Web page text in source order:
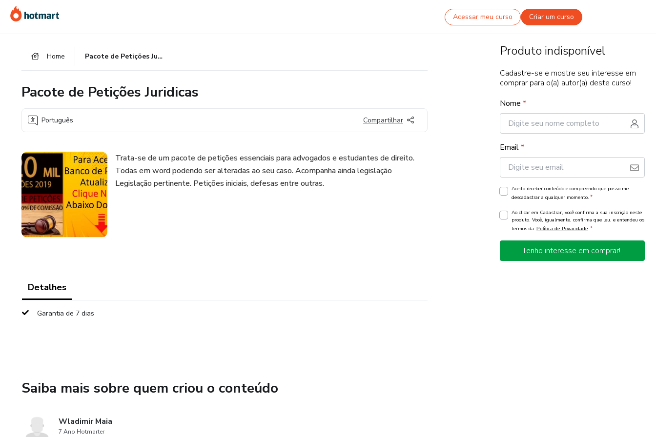
para
o
para
o
para
o
Acessar meu curso Criar um curso
Home Pacote de Petições Juridicas
Pacote de Petições Juridicas
Português Compartilhar
Trata-se de um pacote de petições essenciais para advogados e estudantes de direito.
Todas em word podendo ser alteradas ao seu caso. Acompanha ainda legislação
Legislação pertinente. Petições iniciais, defesas entre outras.
Detalhes
Garantia de 7 dias
Saiba mais sobre quem criou o conteúdo
Wladimir Maia
7 Ano Hotmarter
Produto indisponível
Cadastre-se e mostre seu interesse em
comprar para o(a) autor(a) deste curso!
Nome *
Email*
Aceito receber conteúdo e compreendo que posso me
descadastrar a qualquer momento. *
Ao clicar em Cadastrar, você confirma a sua inscrição neste
produto. Você, igualmente, confirma que leu, e entendeu os
termos da Política de Privacidade *
Tenho interesse em comprar!